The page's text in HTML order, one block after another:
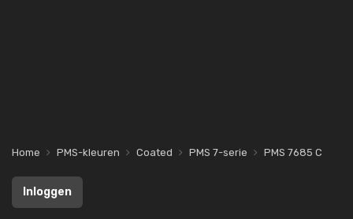
Home PMS-kleuren Coated PMS 7-serie PMS 7685 C
Inloggen